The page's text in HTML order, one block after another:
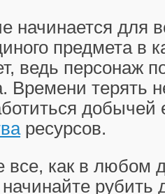
начинается для
предмета в
ведь персонаж
Времени терять
ресурсов.
как в любом
рубить